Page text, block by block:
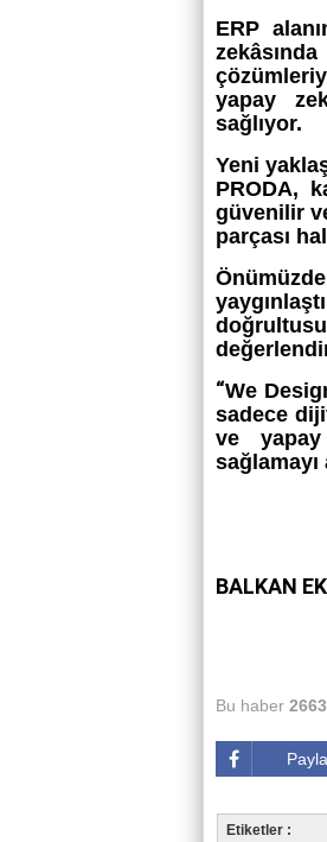
ERP
yapay
sağlıyor.
Yeni
PRODA,
güvenilir
parçası
“We
sadece
ve yapay
sağlamayı
BALKAN
Bu haber 2663
Etiketler :